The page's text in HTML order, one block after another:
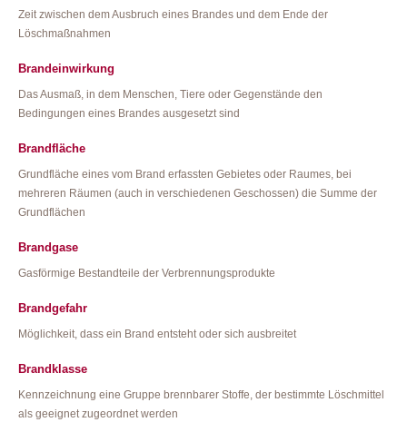
Zeit zwischen dem Ausbruch eines Brandes und dem Ende der
Löschmaßnahmen
Brandeinwirkung
Das Ausmaß, in dem Menschen, Tiere oder Gegenstände den
Bedingungen eines Brandes ausgesetzt sind
Brandfläche
Grundfläche eines vom Brand erfassten Gebietes oder Raumes, bei
mehreren Räumen (auch in verschiedenen Geschossen) die Summe der
Grundflächen
Brandgase
Gasförmige Bestandteile der Verbrennungsprodukte
Brandgefahr
Möglichkeit, dass ein Brand entsteht oder sich ausbreitet
Brandklasse
Kennzeichnung eine Gruppe brennbarer Stoffe, der bestimmte Löschmittel
als geeignet zugeordnet werden